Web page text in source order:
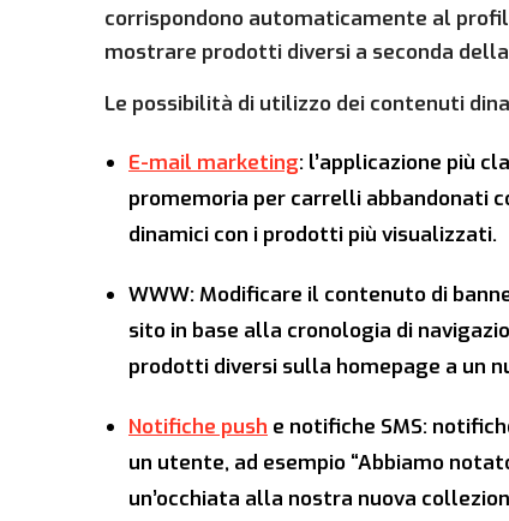
corrispondono automaticamente al
mostrare prodotti diversi a seconda
Le possibilità di utilizzo dei contenuti
E-mail marketing: l’applicazione più
promemoria per carrelli abbandonati
dinamici con i prodotti più visualizzati.
WWW: Modificare il contenuto di
sito in base alla cronologia di
prodotti diversi sulla homepage a un
Notifiche push e notifiche SMS:
un utente, ad esempio “Abbiamo
un’occhiata alla nostra nuova